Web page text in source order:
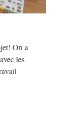
On a
les